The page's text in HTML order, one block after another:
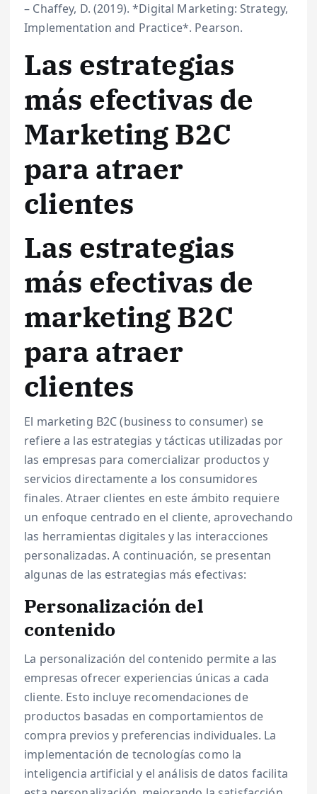
– Chaffey, D. (2019). *Digital Marketing: Strategy,
Implementation and Practice*. Pearson.
Las estrategias
más efectivas de
Marketing B2C
para atraer
clientes
Las estrategias
más efectivas de
marketing B2C
para atraer
clientes
El marketing B2C (business to consumer) se
refiere a las estrategias y tácticas utilizadas por
las empresas para comercializar productos y
servicios directamente a los consumidores
finales. Atraer clientes en este ámbito requiere
un enfoque centrado en el cliente, aprovechando
las herramientas digitales y las interacciones
personalizadas. A continuación, se presentan
algunas de las estrategias más efectivas:
Personalización del
contenido
La personalización del contenido permite a las
empresas ofrecer experiencias únicas a cada
cliente. Esto incluye recomendaciones de
productos basadas en comportamientos de
compra previos y preferencias individuales. La
implementación de tecnologías como la
inteligencia artificial y el análisis de datos facilita